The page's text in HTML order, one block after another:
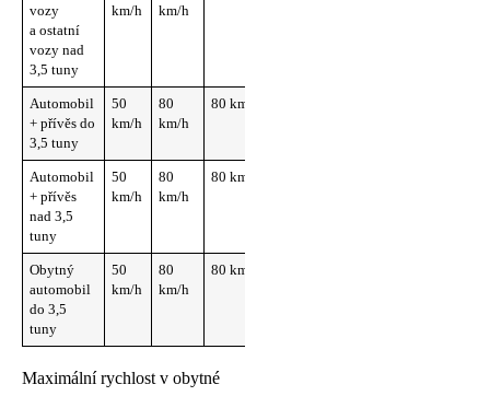
vozy
a ostatní
vozy nad
3,5 tuny
km/h
km/h
Automobil
+ přívěs do
3,5 tuny
50
km/h
80
km/h
80 km/h
Automobil
+ přívěs
nad 3,5
tuny
50
km/h
80
km/h
80 km/h
Obytný
automobil
do 3,5
tuny
50
km/h
80
km/h
80 km/h
Maximální rychlost v obytné